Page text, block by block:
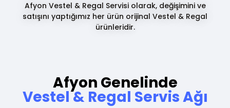
Afyon Vestel & Regal Servisi olarak, değişimini ve
satışını yaptığımız her ürün orijinal Vestel & Regal
ürünleridir.
Afyon Genelinde
Vestel & Regal Servis Ağı